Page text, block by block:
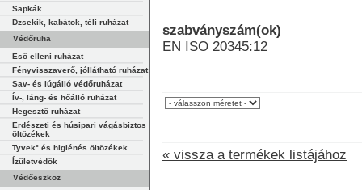
Sapkák
Dzsekik, kabátok, téli ruházat
Védőruha
Eső elleni ruházat
Fényvisszaverő, jóllátható ruházat
Sav- és lúgálló védőruházat
Ív-, láng- és hőálló ruházat
Hegesztő ruházat
Erdészeti és húsipari vágásbiztos
öltözékek
Tyvek° és higiénés öltözékek
Ízületvédők
Védőeszköz
szabványszám(ok)
EN ISO 20345:12
« vissza a termékek listájához